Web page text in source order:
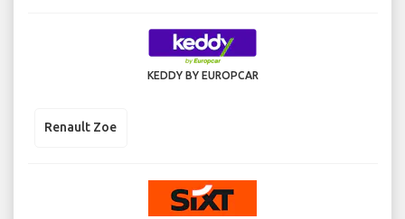
KEDDY BY EUROPCAR
Renault Zoe